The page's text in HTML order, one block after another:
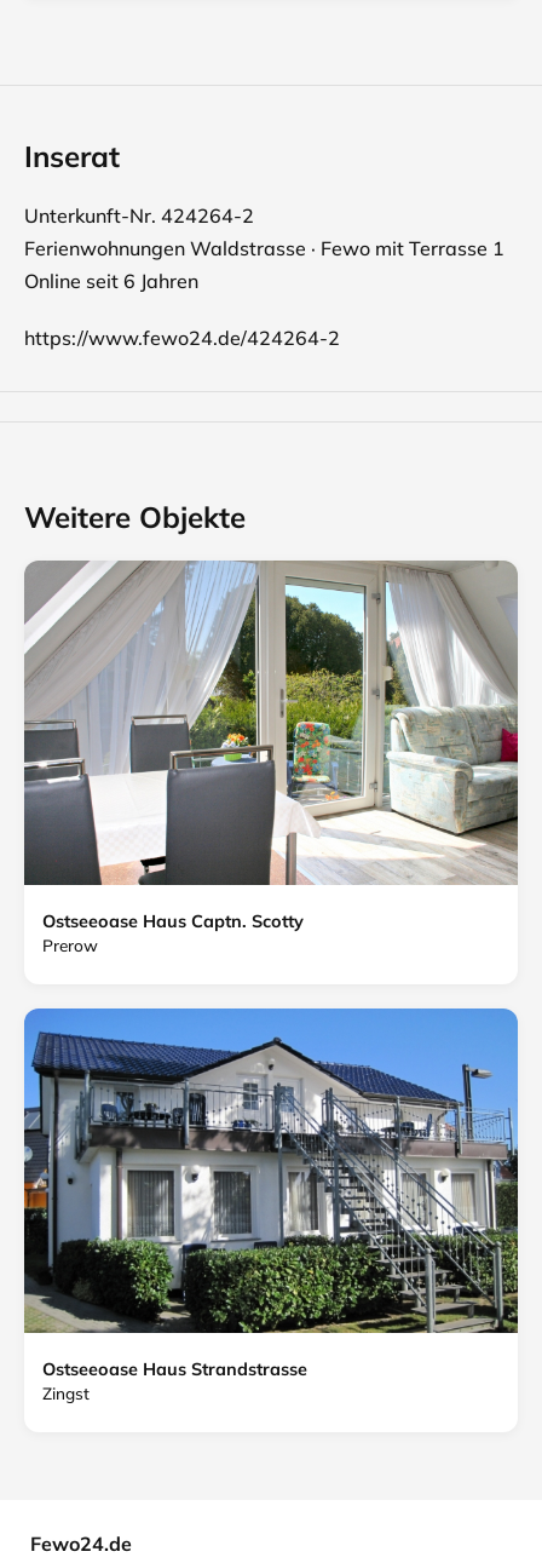
Inserat
Unterkunft-Nr. 424264-2
Ferienwohnungen Waldstrasse · Fewo mit Terrasse 1
Online seit 6 Jahren
https://www.fewo24.de/424264-2
Weitere Objekte
Ostseeoase Haus Captn. Scotty
Prerow
Ostseeoase Haus Strandstrasse
Zingst
Fewo24.de